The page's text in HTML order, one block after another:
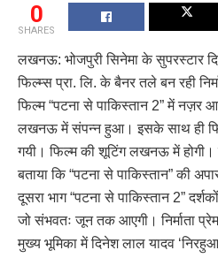
0
SHARES
लखनऊ: भोजपुरी सिनेमा के सुपरस्टार
फिल्म्स प्रा. लि. के बैनर तले बन रही
फिल्म “पटना से पाकिस्तान 2” में नज़र
लखनऊ में संपन्न हुआ। इसके साथ ही
गयी। फिल्म की शूटिंग लखनऊ में होगी।
बताया कि “पटना से पाकिस्तान” की
दूसरा भाग “पटना से पाकिस्तान 2”
जो संभवतः जून तक आएगी। निर्माता
मुख्य भूमिका में दिनेश लाल यादव